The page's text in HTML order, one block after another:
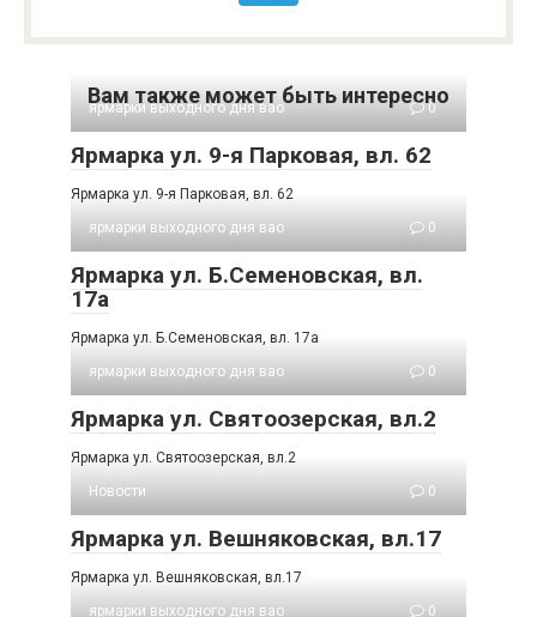
Вам также может быть интересно
ярмарки выходного дня вао 0
Ярмарка ул. 9-я Парковая, вл. 62
Ярмарка ул. 9-я Парковая, вл. 62
ярмарки выходного дня вао
0
Ярмарка ул. Б.Семеновская, вл.
17а
Ярмарка ул. Б.Семеновская, вл. 17а
ярмарки выходного дня вао
0
Ярмарка ул. Святоозерская, вл.2
Ярмарка ул. Святоозерская, вл.2
Новости
0
Ярмарка ул. Вешняковская, вл.17
Ярмарка ул. Вешняковская, вл.17
ярмарки выходного дня вао
0